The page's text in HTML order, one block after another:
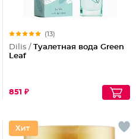
(13)
Dilis / Туалетная вода Green
Leaf
851 ₽